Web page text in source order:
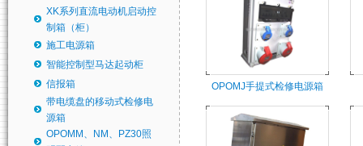
XK系列直流电动机启动控
制箱（柜）
施工电源箱
智能控制型马达起动柜
信报箱
带电缆盘的移动式检修电
源箱
OPOMM、NM、PZ30照
OPOMJ手提式检修电源箱